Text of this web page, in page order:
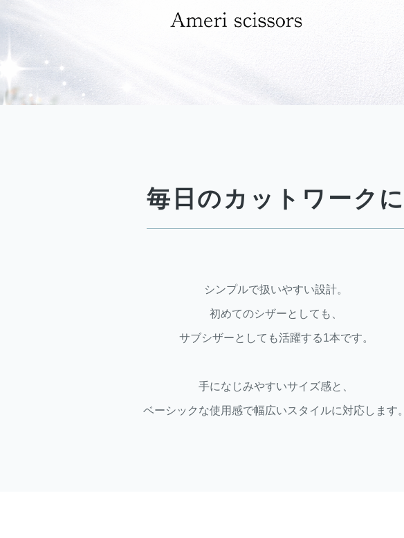
毎日のカットワークに
シンプルで扱いやすい設計。
初めてのシザーとしても、
サブシザーとしても活躍する1本です。
手になじみやすいサイズ感と、
ベーシックな使用感で幅広いスタイルに対応します。